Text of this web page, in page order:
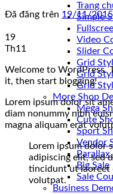
Trang
Simple
Video
Slider
Grid
Grid
Grid
More Shop
Mega
Cute
Sport
Vendor
Parallax
Big Sale
Sale
Business
Đã đăng trên 19/11/2015
19
Th11
Welcome to WordPress.
it, then start blogging!
Lorem ipsum dolor sit
diam nonummy nibh
magna aliquam erat
Lorem ipsum dolor
adipiscing elit, sed
tincidunt ut laoreet
volutpat.